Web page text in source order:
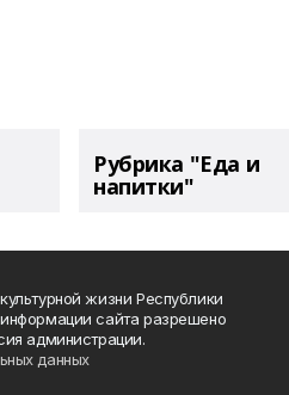
Рубрика "Еда и
напитки"
жизни Республики
сайта разрешено
администрации.
данных